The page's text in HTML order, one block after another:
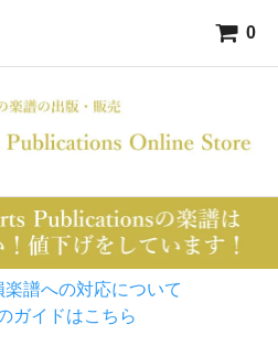
0
譜への対応について
ガイドはこちら